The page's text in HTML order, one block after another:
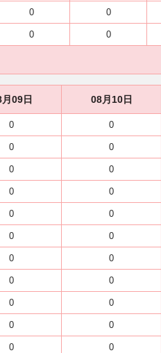
0 0
0 0
09日 08月10日
0 0
0 0
0 0
0 0
0 0
0 0
0 0
0 0
0 0
0 0
0 0